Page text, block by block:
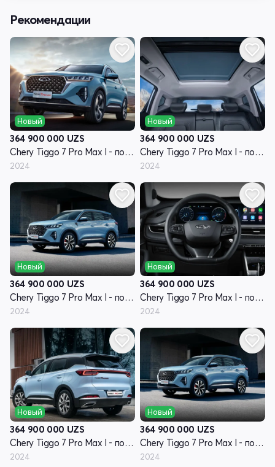
Рекомендации
Новый
364 900 000 UZS
Chery Tiggo 7 Pro Max I - поколение
2024
Новый
364 900 000 UZS
Chery Tiggo 7 Pro Max I - поколение
2024
Новый
364 900 000 UZS
Chery Tiggo 7 Pro Max I - поколение
2024
Новый
364 900 000 UZS
Chery Tiggo 7 Pro Max I - поколение
2024
Новый
364 900 000 UZS
Chery Tiggo 7 Pro Max I - поколение
2024
Новый
364 900 000 UZS
Chery Tiggo 7 Pro Max I - поколение
2024